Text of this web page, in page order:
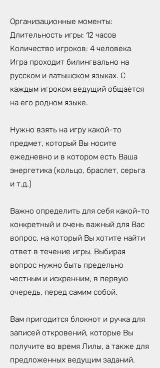
Организационные моменты:
Длительность игры: 12 часов
Количество игроков: 4 человека
Игра проходит билингвально на
русском и латышском языках. С
каждым игроком ведущий общается
на его родном языке.
Нужно взять на игру какой-то
предмет, который Вы носите
ежедневно и в котором есть Ваша
энергетика (кольцо, браслет, серьга
и т.д.)
Важно определить для себя какой-то
конкретный и очень важный для Вас
вопрос, на который Вы хотите найти
ответ в течение игры. Выбирая
вопрос нужно быть предельно
честным и искренним, в первую
очередь, перед самим собой.
Вам пригодится блокнот и ручка для
записей откровений, которые Вы
получите во время Лилы, а также для
предложенных ведущим заданий.